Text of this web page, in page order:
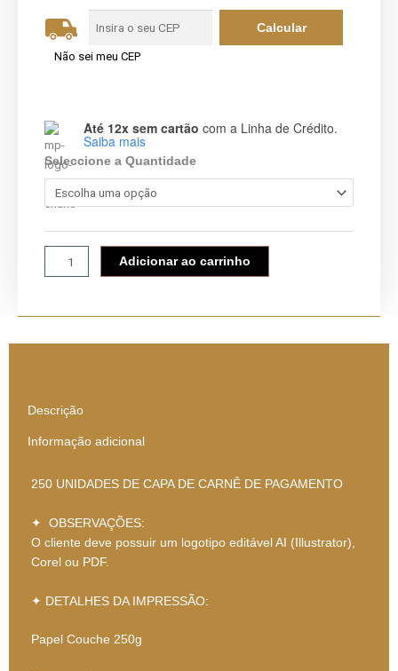
R$530,00
Não sei meu CEP
Até 12x sem cartão com a Linha de Crédito.
Saiba mais
Seleccione a Quantidade
Capa
de
Carnê
quantidade
Adicionar ao carrinho
Descrição
Informação adicional
250 UNIDADES DE CAPA DE CARNÊ DE PAGAMENTO
✦ OBSERVAÇÕES:
O cliente deve possuir um logotipo editável AI (Illustrator),
Corel ou PDF.
✦ DETALHES DA IMPRESSÃO:
Papel Couche 250g